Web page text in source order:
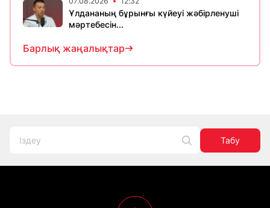
Ұлдананың бұрынғы күйеуі жәбірленуші
мәртебесін...
Барлық жаңалықтар
Табу